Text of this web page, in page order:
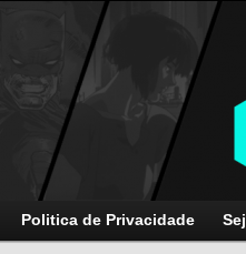
Politica de Privacidade